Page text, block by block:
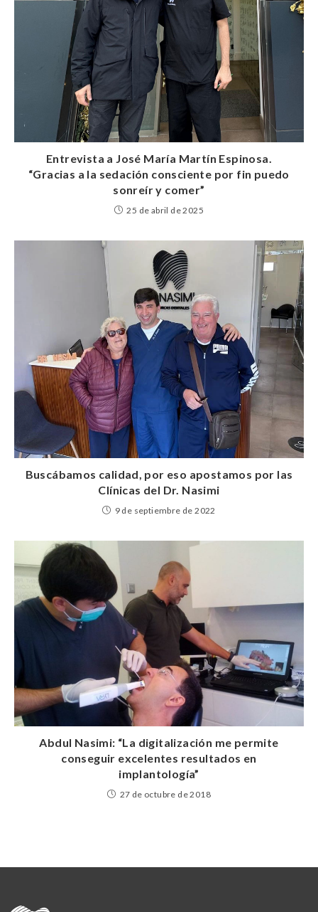
Entrevista a José María Martín Espinosa.
“Gracias a la sedación consciente por fin puedo
sonreír y comer”
25 de abril de 2025
Buscábamos calidad, por eso apostamos por las
Clínicas del Dr. Nasimi
9 de septiembre de 2022
Abdul Nasimi: “La digitalización me permite
conseguir excelentes resultados en
implantología”
27 de octubre de 2018